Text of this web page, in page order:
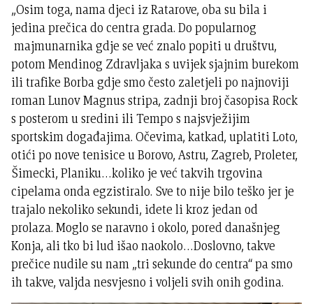
„Osim toga, nama djeci iz Ratarove, oba su bila i
jedina prečica do centra grada. Do popularnog
majmunarnika gdje se već znalo popiti u društvu,
potom Mendinog Zdravljaka s uvijek sjajnim burekom
ili trafike Borba gdje smo često zaletjeli po najnoviji
roman Lunov Magnus stripa, zadnji broj časopisa Rock
s posterom u sredini ili Tempo s najsvježijim
sportskim događajima. Očevima, katkad, uplatiti Loto,
otići po nove tenisice u Borovo, Astru, Zagreb, Proleter,
Šimecki, Planiku…koliko je već takvih trgovina
cipelama onda egzistiralo. Sve to nije bilo teško jer je
trajalo nekoliko sekundi, idete li kroz jedan od
prolaza. Moglo se naravno i okolo, pored današnjeg
Konja, ali tko bi lud išao naokolo…Doslovno, takve
prečice nudile su nam „tri sekunde do centra“ pa smo
ih takve, valjda nesvjesno i voljeli svih onih godina.